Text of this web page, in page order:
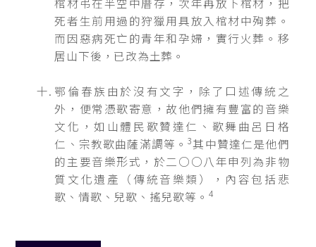
死者生前用過的狩獵用具放入棺材中殉葬。
而因惡病死亡的青年和孕婦，實行火葬。移
居山下後，已改為土葬。
鄂倫春族由於沒有文字，除了口述傳統之
外，便常憑歌寄意，故他們擁有豐富的音樂
文化，如山體民歌贊達仁、歌舞曲呂日格
仁、宗教歌曲薩滿調等。3其中贊達仁是他們
的主要音樂形式，於二○○八年申列為非物
質文化遺產（傳統音樂類），內容包括悲
歌、情歌、兒歌、搖兒歌等。 4